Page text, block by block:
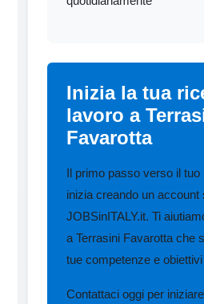
Inizia la tua
lavoro a
Favarotta
Il primo passo verso il tuo
inizia creando un account
JOBSinITALY.it. Ti
a Terrasini Favarotta che
tue competenze e
Contattaci oggi per